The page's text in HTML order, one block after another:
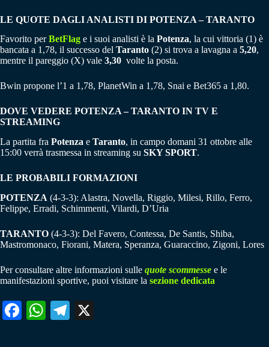
LE QUOTE DAGLI ANALISTI DI POTENZA – TARANTO
Favorito perBetFlag e i suoi analisti è la Potenza, la cui vittoria (1) è
bancata a 1,78, il successo del Taranto (2) si trova a lavagna a 5,20,
mentre il pareggio (X) vale 3,30 volte la posta.
Bwin propone l’1 a 1,78, PlanetWin a 1,78, Snai e Bet365 a 1,80.
DOVE VEDERE POTENZA – TARANTO IN TV E
STREAMING
La partita fra Potenza e Taranto, in campo domani 31 ottobre alle
15:00 verrà trasmessa in streaming su SKY SPORT.
LE PROBABILI FORMAZIONI
POTENZA (4-3-3): Alastra, Novella, Riggio, Milesi, Rillo, Ferro,
Felippe, Erradi, Schimmenti, Vilardi, D’Uria
TARANTO (4-3-3): Del Favero, Contessa, De Santis, Shiba,
Mastromonaco, Fiorani, Matera, Speranza, Guaraccino, Zigoni, Lores
Per consultare altre informazioni sulle quote scommesse e le
manifestazioni sportive, puoi visitare la sezione dedicata
Fa W
Te